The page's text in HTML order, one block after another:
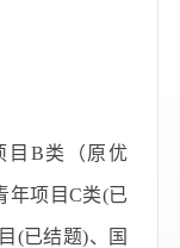
目 B类（原优
年项目C类(已
(已结题)、国